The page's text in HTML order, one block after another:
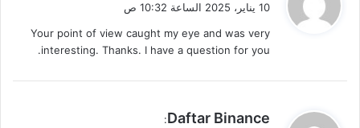
ل
10 يناير، 2025 الساعة 10:32 ص
Your point of view caught my eye and was very
interesting. Thanks. I have a question for you.
يDaftar Binance
: